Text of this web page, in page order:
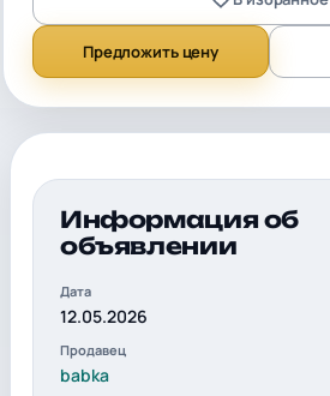
Предложить цену
Информация об
объявлении
Дата
12.05.2026
Продавец
babka